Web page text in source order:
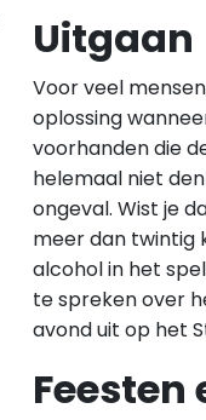
Uitgaan
Voor veel
oplossing
voorhanden die
helemaal niet
ongeval. Wist je
meer dan twintig
alcohol in het
te spreken over
avond uit op het
Feesten